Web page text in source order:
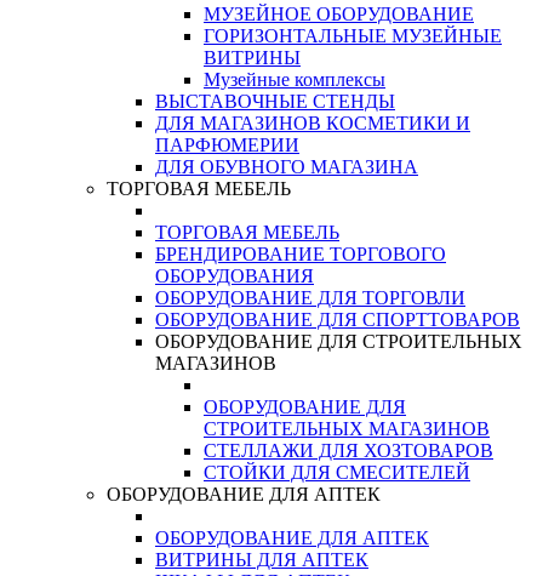
МУЗЕЙНОЕ ОБОРУДОВАНИЕ
ГОРИЗОНТАЛЬНЫЕ МУЗЕЙНЫЕ
ВИТРИНЫ
Музейные комплексы
ВЫСТАВОЧНЫЕ СТЕНДЫ
ДЛЯ МАГАЗИНОВ КОСМЕТИКИ И
ПАРФЮМЕРИИ
ДЛЯ ОБУВНОГО МАГАЗИНА
ТОРГОВАЯ МЕБЕЛЬ
ТОРГОВАЯ МЕБЕЛЬ
БРЕНДИРОВАНИЕ ТОРГОВОГО
ОБОРУДОВАНИЯ
ОБОРУДОВАНИЕ ДЛЯ ТОРГОВЛИ
ОБОРУДОВАНИЕ ДЛЯ СПОРТТОВАРОВ
ОБОРУДОВАНИЕ ДЛЯ СТРОИТЕЛЬНЫХ
МАГАЗИНОВ
ОБОРУДОВАНИЕ ДЛЯ
СТРОИТЕЛЬНЫХ МАГАЗИНОВ
СТЕЛЛАЖИ ДЛЯ ХОЗТОВАРОВ
СТОЙКИ ДЛЯ СМЕСИТЕЛЕЙ
ОБОРУДОВАНИЕ ДЛЯ АПТЕК
ОБОРУДОВАНИЕ ДЛЯ АПТЕК
ВИТРИНЫ ДЛЯ АПТЕК